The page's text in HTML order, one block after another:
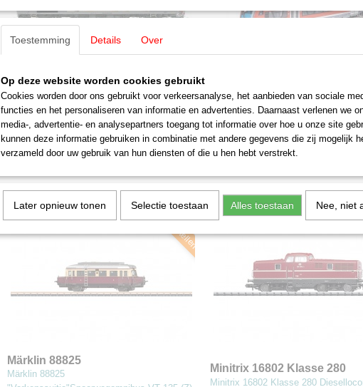
Märklin 39071 Class 66
Diesellocomotief
Märklin 39071 Class 66 Diesellocomotief…
€ 416,00
Märklin 36965
Regio Shuttle RS1, type 650
Märklin 36965 Dieselmotorwagen
Shuttle RS1, type…
€ 215,00
Nu Voorbestellen
Märklin 88825
"Varkenssuitje"Spoorwegomnibus
Märklin 88825
Minitrix 16802 Klasse 280
Diesellocomotief (N)
Minitrix 16802 Klasse 280
Toestemming Details Over
Op deze website worden cookies gebruikt
Cookies worden door ons gebruikt voor verkeersanalyse, het aanbieden van sociale
functies en het personaliseren van informatie en advertenties. Daarnaast verlenen we
media-, advertentie- en analysepartners toegang tot informatie over hoe u onze site
kunnen deze informatie gebruiken in combinatie met andere gegevens die zij mogelijk
verzameld door uw gebruik van hun diensten of die u hen hebt verstrekt.
Later opnieuw tonen Selectie toestaan Alles toestaan Nee, niet